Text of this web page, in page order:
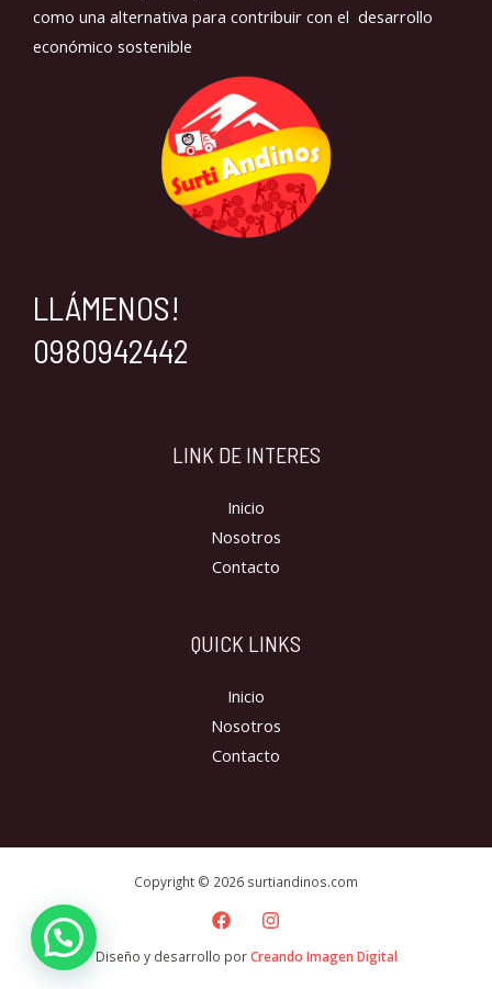
como una alternativa para contribuir con el desarrollo
económico sostenible
LLÁMENOS!
0980942442
LINK DE INTERES
Inicio
Nosotros
Contacto
QUICK LINKS
Inicio
Nosotros
Contacto
Copyright © 2026 surtiandinos.com
Diseño y desarrollo porCreando Imagen Digital